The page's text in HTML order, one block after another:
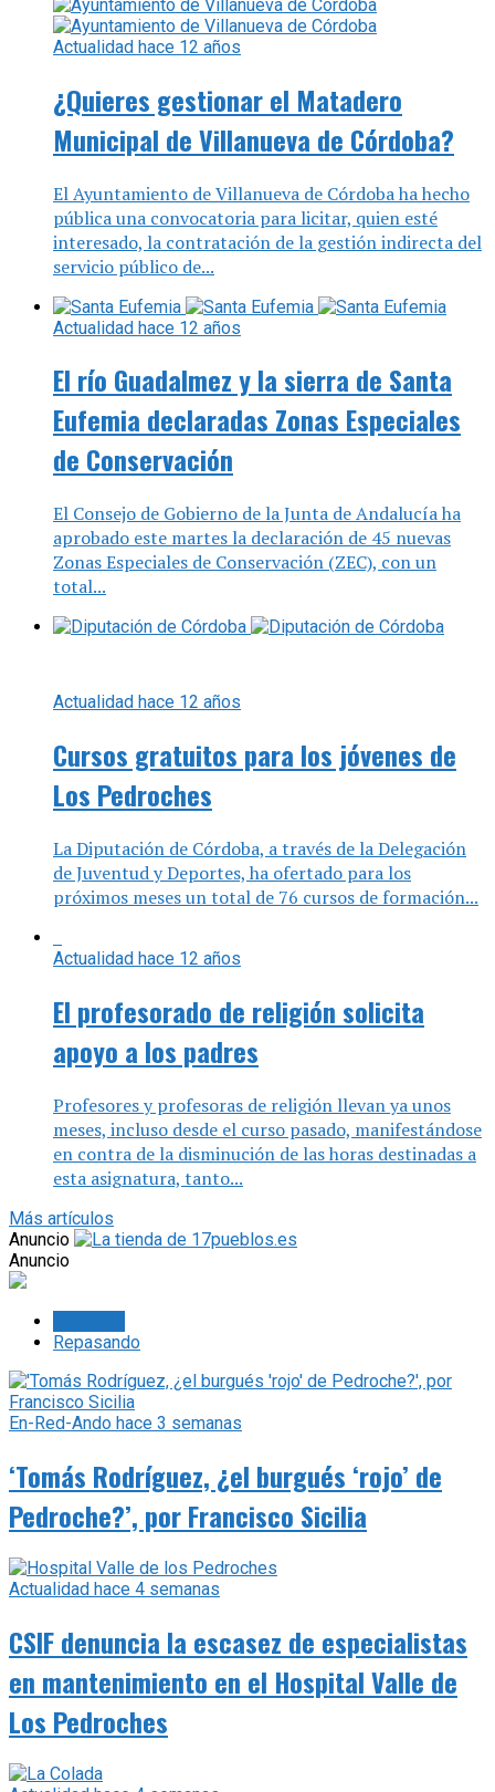
Actualidad hace 12 años
¿Quieres gestionar el Matadero
Municipal de Villanueva de Córdoba?
El Ayuntamiento de Villanueva de Córdoba ha hecho
pública una convocatoria para licitar, quien esté
interesado, la contratación de la gestión indirecta del
servicio público de...
Actualidad hace 12 años
El río Guadalmez y la sierra de Santa
Eufemia declaradas Zonas Especiales
de Conservación
El Consejo de Gobierno de la Junta de Andalucía ha
aprobado este martes la declaración de 45 nuevas
Zonas Especiales de Conservación (ZEC), con un
total...
Cursos gratuitos para los jóvenes de
Los Pedroches
La Diputación de Córdoba, a través de la Delegación
de Juventud y Deportes, ha ofertado para los
próximos meses un total de 76 cursos de formación...
El profesorado de religión solicita
apoyo a los padres
Profesores y profesoras de religión llevan ya unos
meses, incluso desde el curso pasado, manifestándose
en contra de la disminución de las horas destinadas a
esta asignatura, tanto...
Más artículos
Anuncio
Anuncio
Repasando
En-Red-Andohace 3 semanas
‘Tomás Rodríguez, ¿el burgués ‘rojo’ de
Pedroche?’, por Francisco Sicilia
Actualidad
CSIF denuncia la escasez de especialistas
en mantenimiento en el Hospital Valle de
Los Pedroches
Actualidad